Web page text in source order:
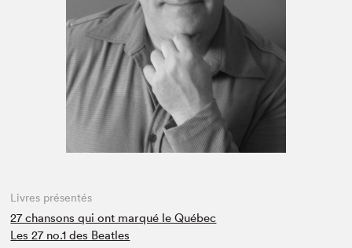
Espace enseignant·e·s
Espace pro
Livres présentés
27 chansons qui ont marqué le Québec
Les 27 no.1 des Beatles